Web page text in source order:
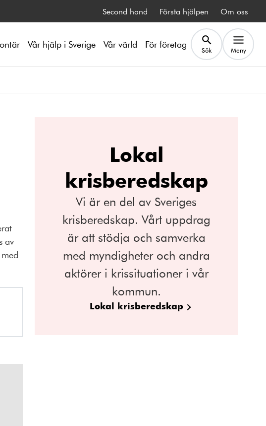
Second hand Första hjälpen Om oss
Vår hjälp i Sverige Vår värld För företag Sök Meny
av
Lokal
krisberedskap
Vi är en del av Sveriges
krisberedskap. Vårt uppdrag
är att stödja och samverka
med myndigheter och andra
aktörer i krissituationer i vår
kommun.
Lokal krisberedskap